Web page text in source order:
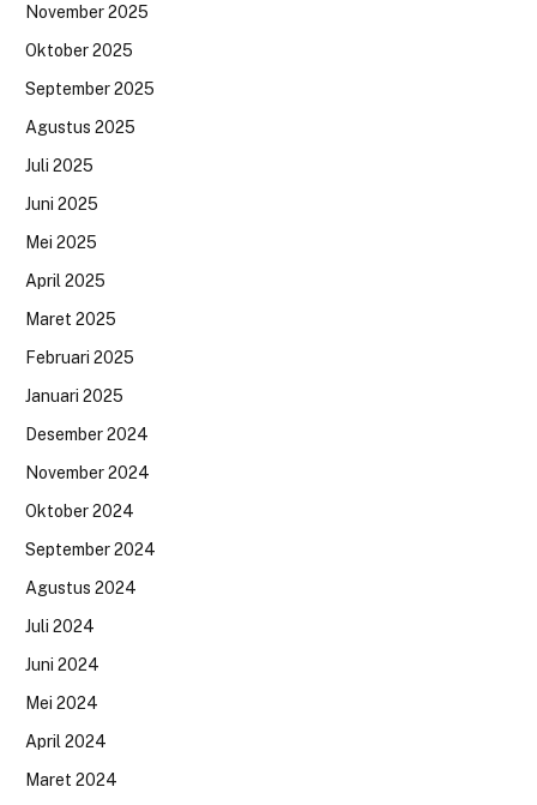
November 2025
Oktober 2025
September 2025
Agustus 2025
Juli 2025
Juni 2025
Mei 2025
April 2025
Maret 2025
Februari 2025
Januari 2025
Desember 2024
November 2024
Oktober 2024
September 2024
Agustus 2024
Juli 2024
Juni 2024
Mei 2024
April 2024
Maret 2024